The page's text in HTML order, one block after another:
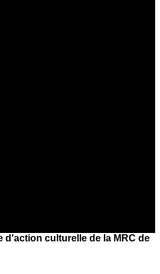
d'action culturelle de la MRC de